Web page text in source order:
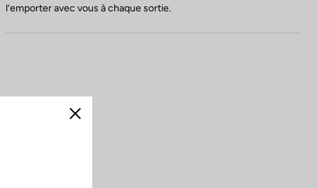
l’emporter avec vous à chaque sortie.
Fermer